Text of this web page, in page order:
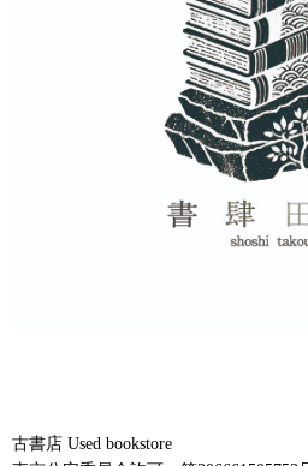
古書店 Used bookstore